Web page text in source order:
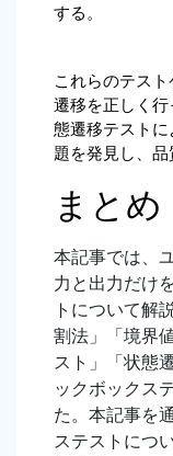
する。
これらのテス
遷移を正しく
態遷移テスト
題を発見し、品
まとめ
本記事では、
力と出力だけ
トについて解
割法」「境界
スト」「状態
ックボックス
た。本記事を
ステストにつ